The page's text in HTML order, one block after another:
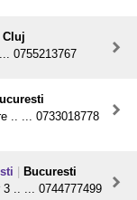
Cluj
0755213767
.. ... 0733018778
Bucuresti
.. ... 0744777499